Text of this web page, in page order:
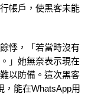
帳戶，使黑客未能
悸，「若當時沒有
」她無奈表示現在
以防備。這次黑客
，能在WhatsApp用